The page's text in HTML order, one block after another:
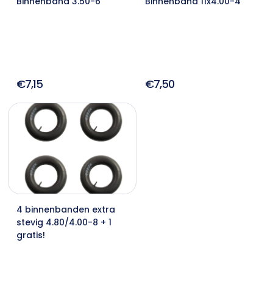
€7,15 €7,50
4 binnenbanden extra
stevig 4.80/4.00-8 + 1
gratis!